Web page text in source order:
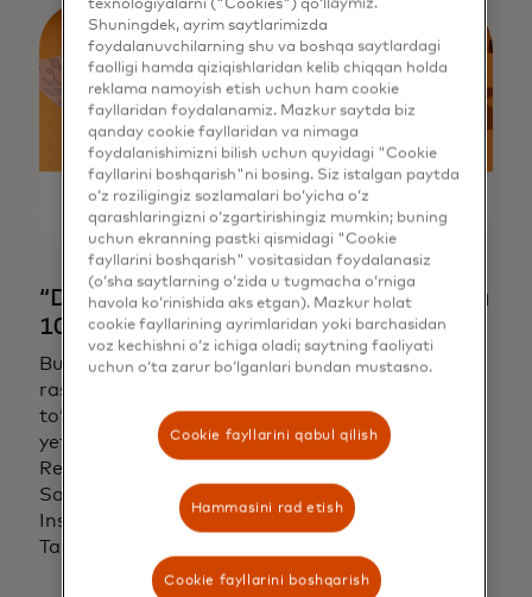
“Dodo Pissa” tarmog‘ida butun menyuga
10% chegirma
Buyurtmangizni restoran kassasida
rasmiylashtiring va Mastercard kartasi bilan
to‘lovda 10% chegirmaga ega bo‘ling. Aksiya
yetkazib berish xizmatida amal qilmaydi.
Restoran haqida batafsil ma'lumot:
Sayt:
www.dodopizza.uz
opens in a new tab
Instagram:
@dodopizzatashkent
opens in a new tab
Taklif 2026-yil 31-dekabrga qadar amal qiladi.
texnologiyalarni ("Cookies") qo‘llaymiz.
Shuningdek, ayrim saytlarimizda
foydalanuvchilarning shu va boshqa saytlardagi
faolligi hamda qiziqishlaridan kelib chiqqan holda
reklama namoyish etish uchun ham cookie
fayllaridan foydalanamiz. Mazkur saytda biz
qanday cookie fayllaridan va nimaga
foydalanishimizni bilish uchun quyidagi "Cookie
fayllarini boshqarish"ni bosing. Siz istalgan paytda
o‘z roziligingiz sozlamalari bo‘yicha o‘z
qarashlaringizni o‘zgartirishingiz mumkin; buning
uchun ekranning pastki qismidagi "Cookie
fayllarini boshqarish" vositasidan foydalanasiz
(o‘sha saytlarning o‘zida u tugmacha o‘rniga
havola ko‘rinishida aks etgan). Mazkur holat
cookie fayllarining ayrimlaridan yoki barchasidan
voz kechishni o‘z ichiga oladi; saytning faoliyati
uchun o‘ta zarur bo‘lganlari bundan mustasno.
Cookie fayllarini qabul qilish
Hammasini rad etish
Cookie fayllarini boshqarish